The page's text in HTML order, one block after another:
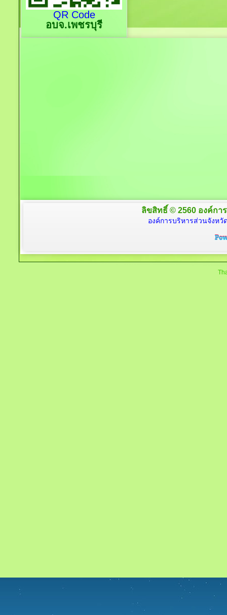
QR Code
อบจ.เพชรบุรี
ลิขสิทธิ์ © 2560 องค์กา
องค์การบริหารส่วนจังหวั